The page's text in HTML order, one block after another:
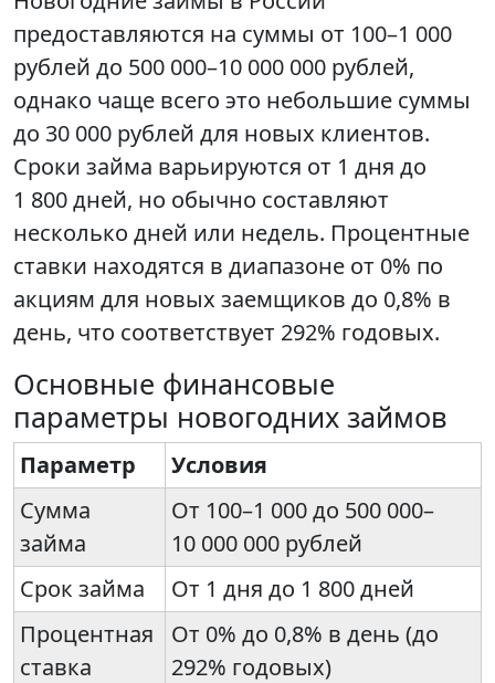
предоставляются на суммы от 100–1 000
рублей до 500 000–10 000 000 рублей,
однако чаще всего это небольшие суммы
до 30 000 рублей для новых клиентов.
Сроки займа варьируются от 1 дня до
1 800 дней, но обычно составляют
несколько дней или недель. Процентные
ставки находятся в диапазоне от 0% по
акциям для новых заемщиков до 0,8% в
день, что соответствует 292% годовых.
Основные финансовые
параметры новогодних займов
Параметр
Условия
Сумма
займа
От 100–1 000 до 500 000–
10 000 000 рублей
Срок займа
От 1 дня до 1 800 дней
Процентная
ставка
От 0% до 0,8% в день (до
292% годовых)